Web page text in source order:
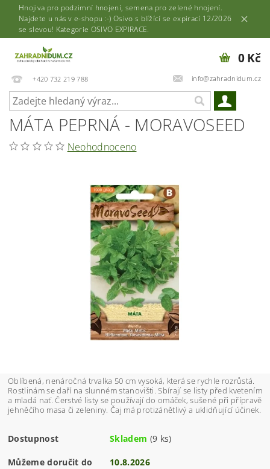
Hnojiva pro podzimní hnojení, semena pro zelené hnojení.
Najdete u nás v e-shopu :-) Osivo s blížící se expirací 12/2026
se slevou! Kategorie OSIVO EXPIRACE.
+420 732 219 788 info@zahradnidum.cz
0 Kč
MÁTA PEPRNÁ - MORAVOSEED
Neohodnoceno
Oblíbená, nenáročná trvalka 50 cm vysoká, která se rychle rozrůstá.
Rostlinám se daří na slunném stanovišti. Sbírají se listy před kvetením
a mladá nať. Čerstvé listy se používají do omáček, sušené při přípravě
jehněčího masa či zeleniny. Čaj má protizánětlivý a uklidňující účinek.
Dostupnost Skladem (9 ks)
Můžeme doručit do 10.8.2026